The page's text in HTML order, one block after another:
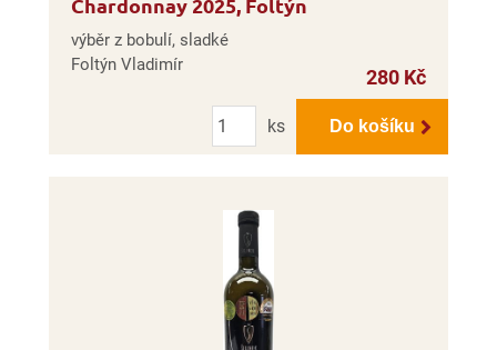
výběr z bobulí, sladké
Foltýn Vladimír
280 Kč
Počet
ks
Do košíku